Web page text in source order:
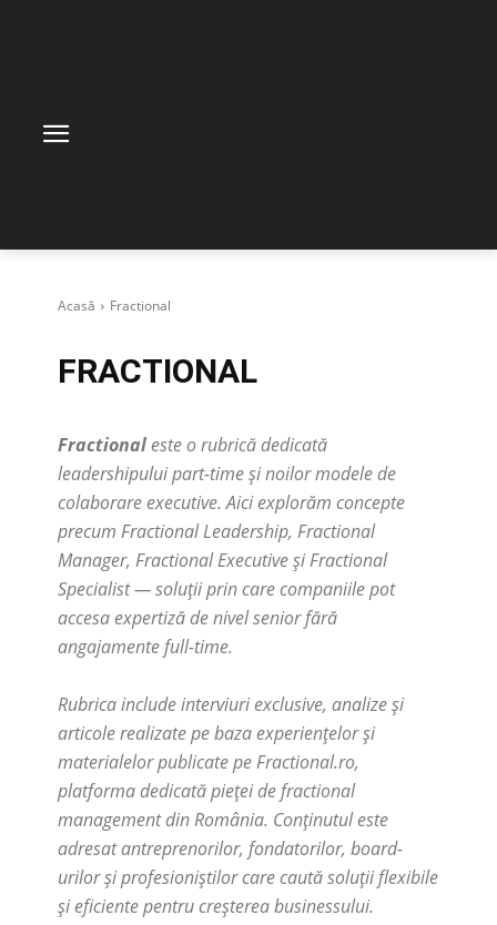
Acasă Fractional
FRACTIONAL
Fractionaleste o rubrică dedicată
leadershipului part-time și noilor modele de
colaborare executive. Aici explorăm concepte
precum Fractional Leadership, Fractional
Manager, Fractional ExecutiveșiFractional
Specialist— soluții prin care companiile pot
accesa expertiză de nivel senior fără
angajamente full-time.
Rubrica include interviuri exclusive, analize și
articole realizate pe baza experiențelor și
materialelor publicate pe Fractional.ro,
platforma dedicată pieței de fractional
management din România. Conținutul este
adresat antreprenorilor, fondatorilor, board-
urilor și profesioniștilor care caută soluții flexibile
și eficiente pentru creșterea businessului.